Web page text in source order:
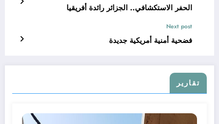
الحفر الاستكشافي.. الجزائر رائدة أفريقيا
Next post
فضحية أمنية أمريكية جديدة
تقارير